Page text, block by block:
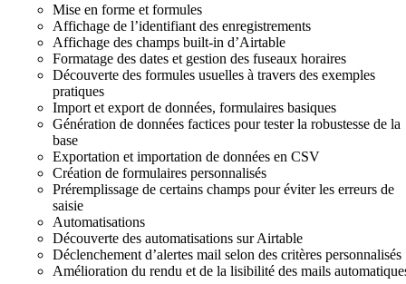
Mise en forme et formules
Affichage de l’identifiant des enregistrements
Affichage des champs built-in d’Airtable
Formatage des dates et gestion des fuseaux horaires
Découverte des formules usuelles à travers des exemples
pratiques
Import et export de données, formulaires basiques
Génération de données factices pour tester la robustesse de la
base
Exportation et importation de données en CSV
Création de formulaires personnalisés
Préremplissage de certains champs pour éviter les erreurs de
saisie
Automatisations
Découverte des automatisations sur Airtable
Déclenchement d’alertes mail selon des critères personnalisés
Amélioration du rendu et de la lisibilité des mails